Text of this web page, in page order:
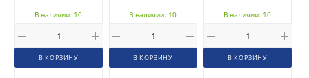
В наличии: 10
В КОРЗИНУ
В наличии: 10
В КОРЗИНУ
В наличии: 10
В КОРЗИНУ